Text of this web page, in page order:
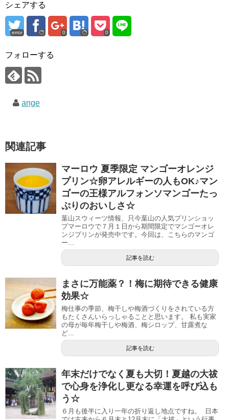
シェアする
error 0 0
フォローする
ange
関連記事
マーロウ 夏季限定 マンゴーオレンジ
プリン☆卵アレルギーの人もOK♪マン
ゴーの王様アルフォンソマンゴーたっ
ぷりのおいしさ☆
葉山スウィーツ情報、只今葉山の人気プリンショッ
プマーロウで７月１日から期間限定でマンゴーオレ
ンジプリンが発売中です。今回は、こちらのマンゴ
ー...
記事を読む
まさに万能薬？！梅に期待できる健康
効果☆
梅仕事の季節、梅干しや梅酒づくりをされている方
もたくさんいらっしゃることと思います。 私も実家
の母が毎年梅干しや梅酒、梅シロップ、甘露煮な
ど...
記事を読む
年末だけでなく夏も大切！夏越の大祓
で心身を浄化し更なる幸運を呼び込も
う☆
６月も後半に入り一年の折り返し地点ですね。 日本